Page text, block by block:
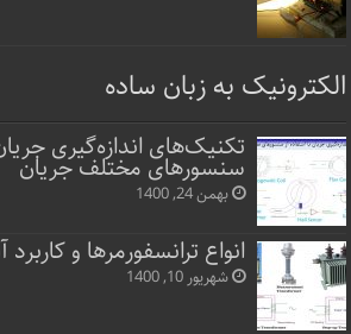
الکترونیک به زبان ساده
تکنیک‌های اندازه‌گیری
سنسورهای مختلف جریان
بهمن 24, 1400
انواع ترانسفورمرها و کاربرد
شهریور 10, 1400